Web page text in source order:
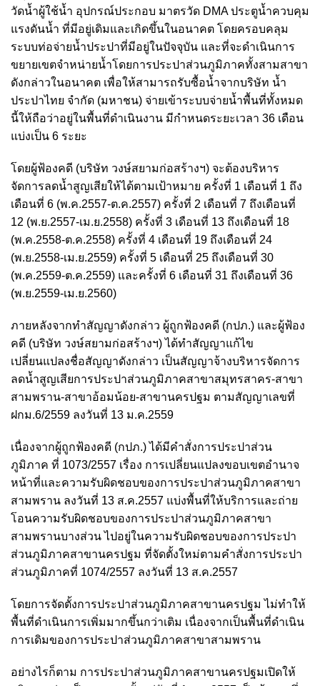
วัดน้ำผู้ใช้น้ำ อุปกรณ์ประกอบ มาตรวัด DMA ประตูน้ำควบคุม
แรงดันน้ำ ที่มีอยู่เดิมและเกิดขึ้นในอนาคต โดยครอบคลุม
ระบบท่อจ่ายน้ำประปาที่มีอยู่ในปัจจุบัน และที่จะดำเนินการ
ขยายเขตจำหน่ายน้ำโดยการประปาส่วนภูมิภาคทั้งสามสาขา
ดังกล่าวในอนาคต เพื่อให้สามารถรับซื้อน้ำจากบริษัท น้ำ
ประปาไทย จำกัด (มหาชน) จ่ายเข้าระบบจ่ายน้ำพื้นที่ทั้งหมด
นี้ให้ถือว่าอยู่ในพื้นที่ดำเนินงาน มีกำหนดระยะเวลา 36 เดือน
แบ่งเป็น 6 ระยะ
โดยผู้ฟ้องคดี (บริษัท วงษ์สยามก่อสร้างฯ) จะต้องบริหาร
จัดการลดน้ำสูญเสียให้ได้ตามเป้าหมาย ครั้งที่ 1 เดือนที่ 1 ถึง
เดือนที่ 6 (พ.ค.2557-ต.ค.2557) ครั้งที่ 2 เดือนที่ 7 ถึงเดือนที่
12 (พ.ย.2557-เม.ย.2558) ครั้งที่ 3 เดือนที่ 13 ถึงเดือนที่ 18
(พ.ค.2558-ต.ค.2558) ครั้งที่ 4 เดือนที่ 19 ถึงเดือนที่ 24
(พ.ย.2558-เม.ย.2559) ครั้งที่ 5 เดือนที่ 25 ถึงเดือนที่ 30
(พ.ค.2559-ต.ค.2559) และครั้งที่ 6 เดือนที่ 31 ถึงเดือนที่ 36
(พ.ย.2559-เม.ย.2560)
ภายหลังจากทำสัญญาดังกล่าว ผู้ถูกฟ้องคดี (กปภ.) และผู้ฟ้อง
คดี (บริษัท วงษ์สยามก่อสร้างฯ) ได้ทำสัญญาแก้ไข
เปลี่ยนแปลงชื่อสัญญาดังกล่าว เป็นสัญญาจ้างบริหารจัดการ
ลดน้ำสูญเสียการประปาส่วนภูมิภาคสาขาสมุทรสาคร-สาขา
สามพราน-สาขาอ้อมน้อย-สาขานครปฐม ตามสัญญาเลขที่
ฝกม.6/2559 ลงวันที่ 13 ม.ค.2559
เนื่องจากผู้ถูกฟ้องคดี (กปภ.) ได้มีคำสั่งการประปาส่วน
ภูมิภาค ที่ 1073/2557 เรื่อง การเปลี่ยนแปลงขอบเขตอำนาจ
หน้าที่และความรับผิดชอบของการประปาส่วนภูมิภาคสาขา
สามพราน ลงวันที่ 13 ส.ค.2557 แบ่งพื้นที่ให้บริการและถ่าย
โอนความรับผิดชอบของการประปาส่วนภูมิภาคสาขา
สามพรานบางส่วน ไปอยู่ในความรับผิดชอบของการประปา
ส่วนภูมิภาคสาขานครปฐม ที่จัดตั้งใหม่ตามคำสั่งการประปา
ส่วนภูมิภาคที่ 1074/2557 ลงวันที่ 13 ส.ค.2557
โดยการจัดตั้งการประปาส่วนภูมิภาคสาขานครปฐม ไม่ทำให้
พื้นที่ดำเนินการเพิ่มมากขึ้นกว่าเติม เนื่องจากเป็นพื้นที่ดำเนิน
การเดิมของการประปาส่วนภูมิภาคสาขาสามพราน
อย่างไรก็ตาม การประปาส่วนภูมิภาคสาขานครปฐมเปิดให้